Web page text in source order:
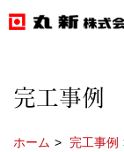
完工事例
ホーム 完工事例